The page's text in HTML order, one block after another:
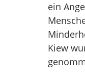
ein
Kiew